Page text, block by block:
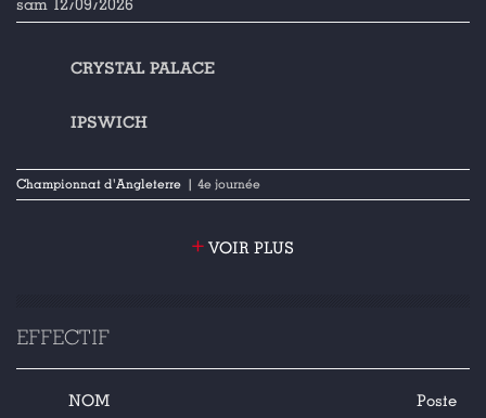
sam 12/09/2026
CRYSTAL PALACE
IPSWICH
Championnat d'Angleterre | 4e journée
+ VOIR PLUS
EFFECTIF
NOM Poste